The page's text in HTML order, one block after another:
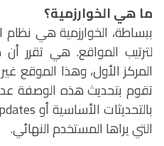
ما هي الخوارزمية؟
ببساطة، الخوارزمية هي
لترتيب المواقع. هي تقرر
المركز الأول، وهذا الموقع
تقوم بتحديث هذه الوصفة
بالتحديثات الأساسية أو
التي يراها المستخدم النهائي.